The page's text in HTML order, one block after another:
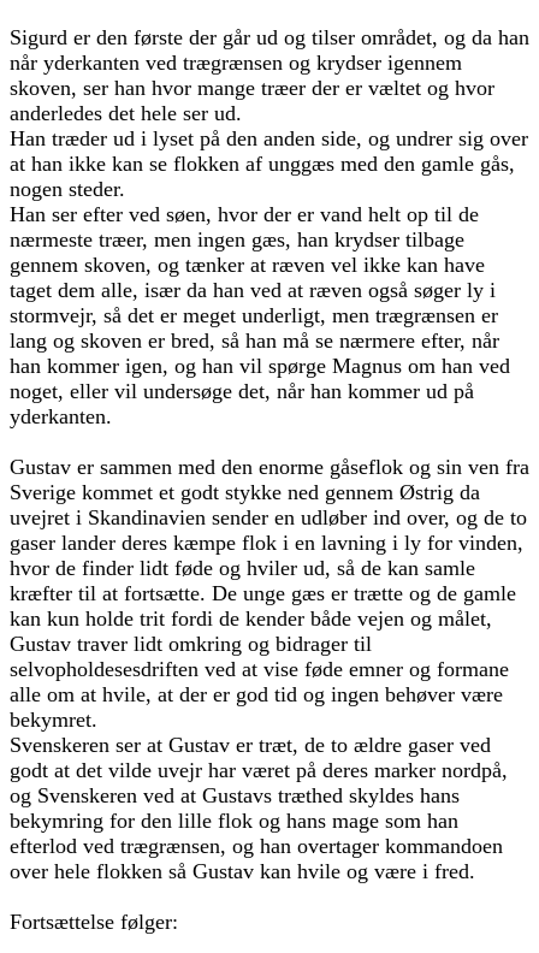
Sigurd er den første der går ud og tilser området, og da han
når yderkanten ved trægrænsen og krydser igennem
skoven, ser han hvor mange træer der er væltet og hvor
anderledes det hele ser ud.
Han træder ud i lyset på den anden side, og undrer sig over
at han ikke kan se flokken af unggæs med den gamle gås,
nogen steder.
Han ser efter ved søen, hvor der er vand helt op til de
nærmeste træer, men ingen gæs, han krydser tilbage
gennem skoven, og tænker at ræven vel ikke kan have
taget dem alle, især da han ved at ræven også søger ly i
stormvejr, så det er meget underligt, men trægrænsen er
lang og skoven er bred, så han må se nærmere efter, når
han kommer igen, og han vil spørge Magnus om han ved
noget, eller vil undersøge det, når han kommer ud på
yderkanten.
Gustav er sammen med den enorme gåseflok og sin ven fra
Sverige kommet et godt stykke ned gennem Østrig da
uvejret i Skandinavien sender en udløber ind over, og de to
gaser lander deres kæmpe flok i en lavning i ly for vinden,
hvor de finder lidt føde og hviler ud, så de kan samle
kræfter til at fortsætte. De unge gæs er trætte og de gamle
kan kun holde trit fordi de kender både vejen og målet,
Gustav traver lidt omkring og bidrager til
selvopholdesesdriften ved at vise føde emner og formane
alle om at hvile, at der er god tid og ingen behøver være
bekymret.
Svenskeren ser at Gustav er træt, de to ældre gaser ved
godt at det vilde uvejr har været på deres marker nordpå,
og Svenskeren ved at Gustavs træthed skyldes hans
bekymring for den lille flok og hans mage som han
efterlod ved trægrænsen, og han overtager kommandoen
over hele flokken så Gustav kan hvile og være i fred.
Fortsættelse følger: